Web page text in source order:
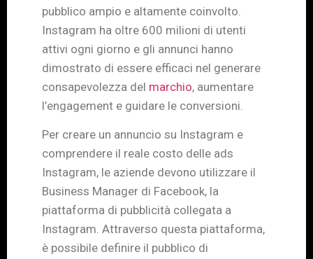
pubblico ampio e altamente coinvolto.
Instagram ha oltre 600 milioni di utenti
attivi ogni giorno e gli annunci hanno
dimostrato di essere efficaci nel generare
consapevolezza del marchio, aumentare
l’engagement e guidare le conversioni.
Per creare un annuncio su Instagram e
comprendere il reale costo delle ads
Instagram, le aziende devono utilizzare il
Business Manager di Facebook, la
piattaforma di pubblicità collegata a
Instagram. Attraverso questa piattaforma,
è possibile definire il pubblico di